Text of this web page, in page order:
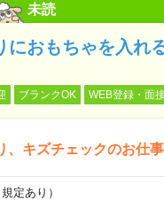
未読
におもちゃを入れ
ブランクOK WEB登録・面
キズチェックのお仕事
定あり）